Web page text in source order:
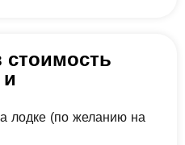
стоимость
и
лодке (по желанию на